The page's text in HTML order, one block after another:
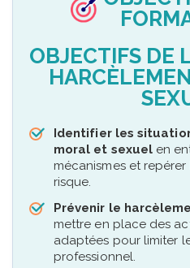
OBJECTIFS DE
Identifier les
moral et sexuel en
mécanismes et
risque.
Prévenir le
mettre en place des
adaptées pour limiter
professionnel.